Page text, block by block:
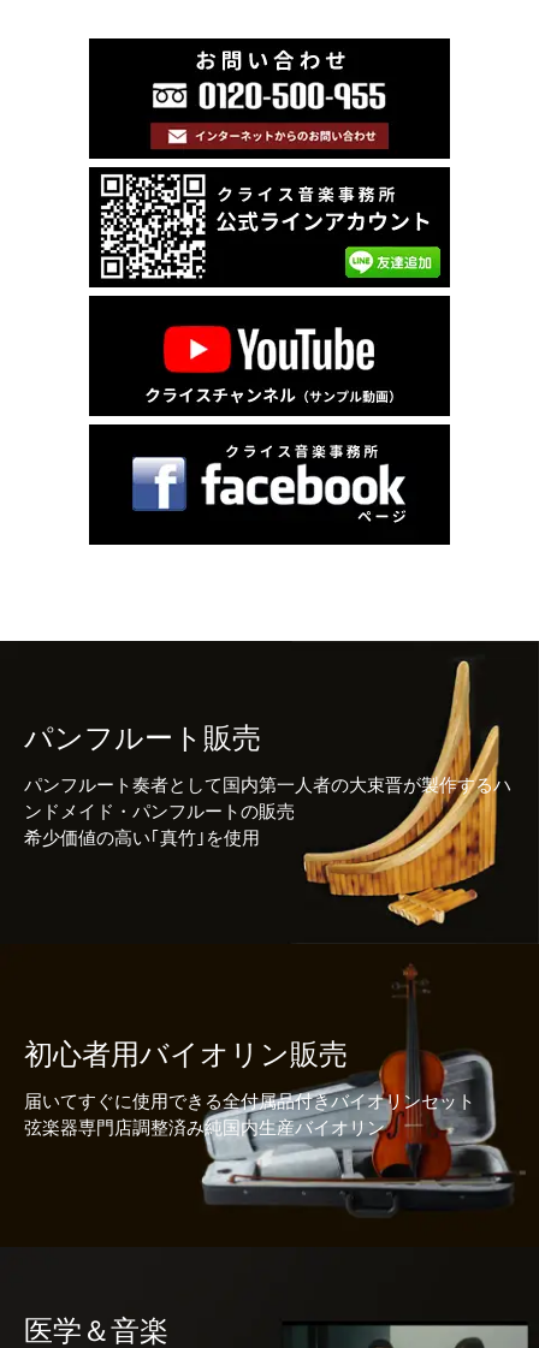
パンフルート販売
パンフルート奏者として国内第一人者の大束晋が製作するハ
ンドメイド・パンフルートの販売
希少価値の高い｢真竹｣を使用
初心者用バイオリン販売
届いてすぐに使用できる全付属品付きバイオリンセット
弦楽器専門店調整済み純国内生産バイオリン
医学＆音楽